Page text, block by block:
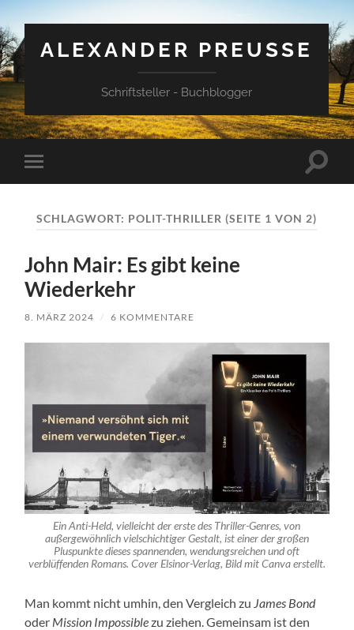
ALEXANDER PREUSSE
Schriftsteller - Buchblogger
Mobile-
Menü
SCHLAGWORT: POLIT-THRILLER (SEITE 1 VON 2)
John Mair: Es gibt keine
Wiederkehr
8. MÄRZ 2024 / 6 KOMMENTARE
Ein Anti-Held, vielleicht der erste des Thriller-Genres, von
außergewöhnlich vielschichtiger Gestalt, ist einer der großen
Pluspunkte dieses spannenden, wendungsreichen und oft
verblüffenden Romans. Cover Elsinor-Verlag, Bild mit Canva erstellt.
Man kommt nicht umhin, den Vergleich zu James Bond
oder Mission Impossiblezu ziehen. Gemeinsam ist den